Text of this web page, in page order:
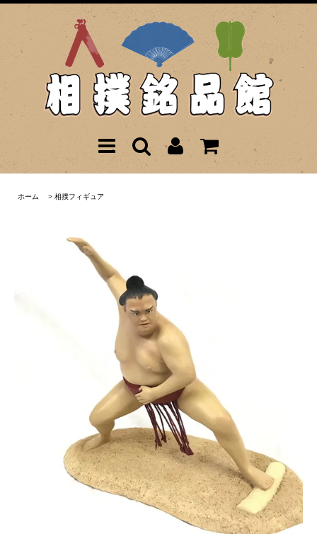
ホーム > 相撲フィギュア